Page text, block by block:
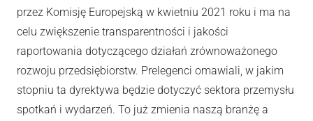
przez Komisję Europejską w kwietniu 2021 roku i ma na
celu zwiększenie transparentności i jakości
raportowania dotyczącego działań zrównoważonego
rozwoju przedsiębiorstw. Prelegenci omawiali, w jakim
stopniu ta dyrektywa będzie dotyczyć sektora przemysłu
spotkań i wydarzeń. To już zmienia naszą branżę a